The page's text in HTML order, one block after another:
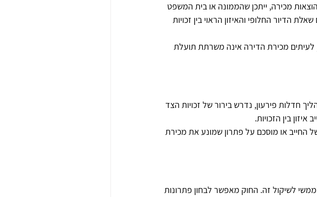
מכירה, ייתכן שהממונה או בית המשפט
הדיור החלופי והאיזון הראוי בין זכויות
לעיתים מכירת הדירה אינה משרתת תועלת
חדלות פירעון, נדרש בירור של זכויות הצד
בין הזכויות.
החייב או מוסכם על פתרון שמונע את מכירת
לשיקול זה. החוק מאפשר לבחון פתרונות